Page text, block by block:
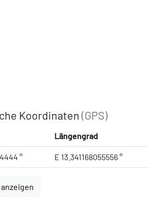
Koordinaten(GPS)
Längengrad
° E 13.341168055556 °